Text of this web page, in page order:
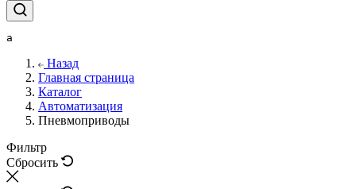
a
Назад
Главная страница
Каталог
Автоматизация
Пневмоприводы
Фильтр
Сбросить